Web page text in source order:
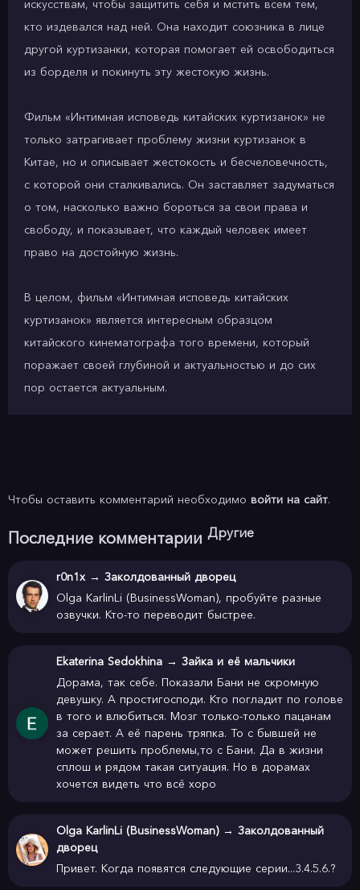
искусствам, чтобы защитить себя и мстить всем тем,
кто издевался над ней. Она находит союзника в лице
другой куртизанки, которая помогает ей освободиться
из борделя и покинуть эту жестокую жизнь.
Фильм «Интимная исповедь китайских куртизанок» не
только затрагивает проблему жизни куртизанок в
Китае, но и описывает жестокость и бесчеловечность,
с которой они сталкивались. Он заставляет задуматься
о том, насколько важно бороться за свои права и
свободу, и показывает, что каждый человек имеет
право на достойную жизнь.
В целом, фильм «Интимная исповедь китайских
куртизанок» является интересным образцом
китайского кинематографа того времени, который
поражает своей глубиной и актуальностью и до сих
пор остается актуальным.
Чтобы оставить комментарий необходимо войти на сайт.
Последние комментарии Другие
r0n1x → Заколдованный дворец
Olga KarlinLi (BusinessWoman), пробуйте разные
озвучки. Кто-то переводит быстрее.
Ekaterina Sedokhina → Зайка и её мальчики
Дорама, так себе. Показали Бани не скромную
девушку. А простигосподи. Кто погладит по голове
в того и влюбиться. Мозг только-только пацанам
за серает. А её парень тряпка. То с бывшей не
может решить проблемы,то с Бани. Да в жизни
сплош и рядом такая ситуация. Но в дорамах
хочется видеть что всё хоро
Olga KarlinLi (BusinessWoman) → Заколдованный
дворец
Привет. Когда появятся следующие серии...3.4.5.6.?